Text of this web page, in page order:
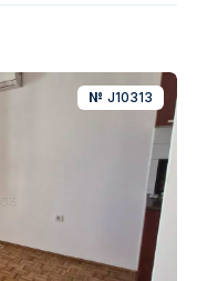
№ J10313